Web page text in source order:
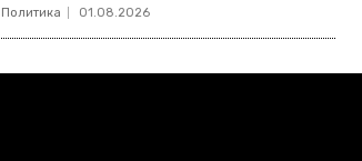
Политика 01.08.2026